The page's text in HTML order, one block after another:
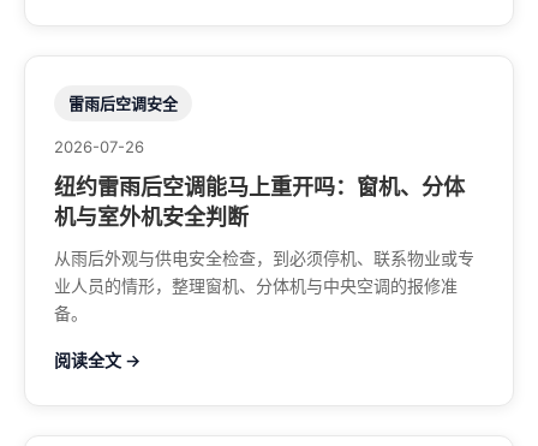
雷雨后空调安全
2026-07-26
纽约雷雨后空调能马上重开吗：窗机、分体
机与室外机安全判断
从雨后外观与供电安全检查，到必须停机、联系物业或专
业人员的情形，整理窗机、分体机与中央空调的报修准
备。
阅读全文 →